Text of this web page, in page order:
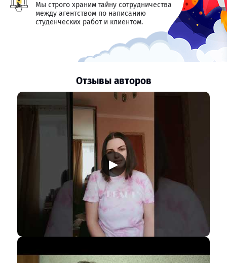
Мы строго храним тайну сотрудничества
между агентством по написанию
студенческих работ и клиентом.
Отзывы авторов
▶